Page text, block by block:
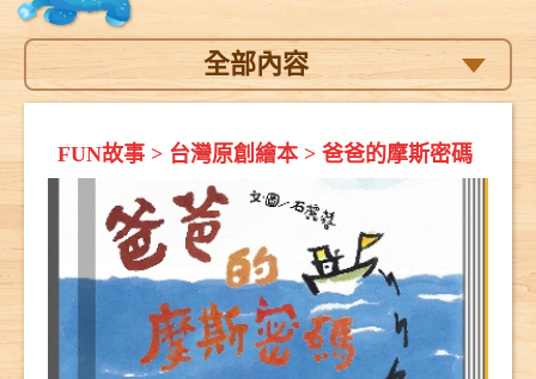
全部內容
FUN故事> 台灣原創繪本> 爸爸的摩斯密碼